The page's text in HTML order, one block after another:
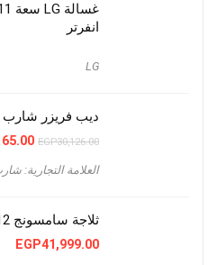
انفرتر
LG
ديب فريزر شارب 6 ادراج 250 لتر ديجيتال
EGP30,126.00
السعر
هو:
العلامة التجارية:
ثلاجة سامسونج 12 قدم فريزر في الأسفل
EGP41,999.00